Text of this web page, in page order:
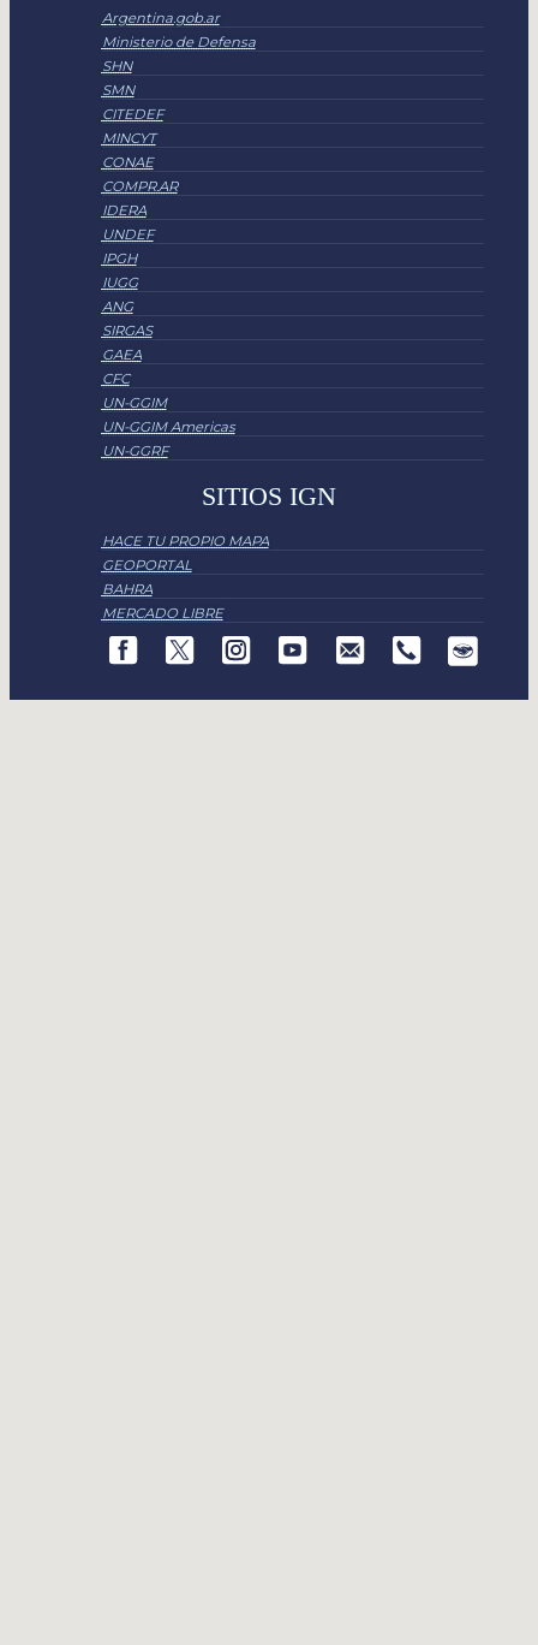
Argentina.gob.ar
Ministerio de Defensa
SHN
SMN
CITEDEF
MINCYT
CONAE
COMPR.AR
IDERA
UNDEF
IPGH
IUGG
ANG
SIRGAS
GAEA
CFC
UN-GGIM
UN-GGIM Americas
UN-GGRF
SITIOS IGN
HACE TU PROPIO MAPA
GEOPORTAL
BAHRA
MERCADO LIBRE